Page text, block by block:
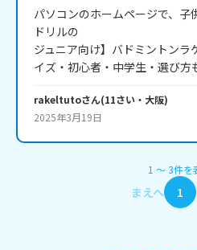
パソコンのホームページで、子
ドリルの
ジュニア向け】バドミントンラ
rakeltutoさん(11さい・ 大阪)
2025年3月19日
1 〜3件を
まえへ 1